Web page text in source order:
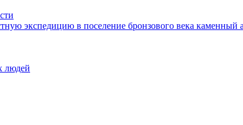
экспедицию в поселение бронзового века каменный
людей